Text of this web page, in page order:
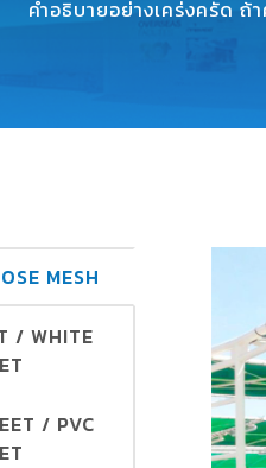
คำอธิบายอย่างเคร่งครัด
MESH
/ WHITE
/ PVC